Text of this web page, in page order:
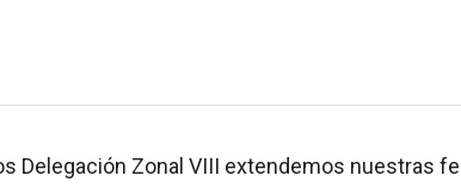
Delegación Zonal VIII extendemos nuestras